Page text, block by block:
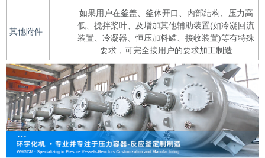
其他附件
如果用户在釜盖、釜体开口、内部结构、压力高
低、搅拌桨叶、及增加其他辅助装置(如冷凝回流
装置、冷凝器、恒压加料罐、接收装置)等有特殊
要求，可完全按用户的要求加工制造